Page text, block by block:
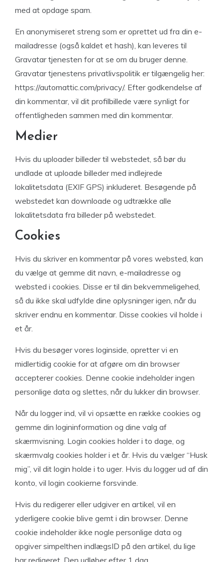
med at opdage spam.
En anonymiseret streng som er oprettet ud fra din e-
mailadresse (også kaldet et hash), kan leveres til
Gravatar tjenesten for at se om du bruger denne.
Gravatar tjenestens privatlivspolitik er tilgængelig her:
https://automattic.com/privacy/. Efter godkendelse af
din kommentar, vil dit profilbillede være synligt for
offentligheden sammen med din kommentar.
Medier
Hvis du uploader billeder til webstedet, så bør du
undlade at uploade billeder med indlejrede
lokalitetsdata (EXIF GPS) inkluderet. Besøgende på
webstedet kan downloade og udtrække alle
lokalitetsdata fra billeder på webstedet.
Cookies
Hvis du skriver en kommentar på vores websted, kan
du vælge at gemme dit navn, e-mailadresse og
websted i cookies. Disse er til din bekvemmeligehed,
så du ikke skal udfylde dine oplysninger igen, når du
skriver endnu en kommentar. Disse cookies vil holde i
et år.
Hvis du besøger vores loginside, opretter vi en
midlertidig cookie for at afgøre om din browser
accepterer cookies. Denne cookie indeholder ingen
personlige data og slettes, når du lukker din browser.
Når du logger ind, vil vi opsætte en række cookies og
gemme din logininformation og dine valg af
skærmvisning. Login cookies holder i to dage, og
skærmvalg cookies holder i et år. Hvis du vælger “Husk
mig”, vil dit login holde i to uger. Hvis du logger ud af din
konto, vil login cookierne forsvinde.
Hvis du redigerer eller udgiver en artikel, vil en
yderligere cookie blive gemt i din browser. Denne
cookie indeholder ikke nogle personlige data og
opgiver simpelthen indlægsID på den artikel, du lige
har redigeret. Den udløber efter 1 dag.